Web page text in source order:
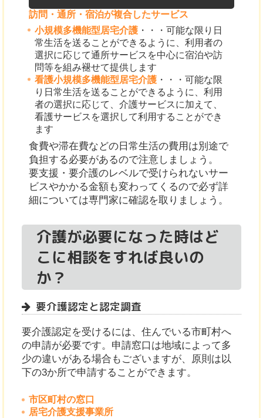
訪問・通所・宿泊が複合したサービス
小規模多機能型居宅介護 ・・・可能な限り日
常生活を送ることができるように、利用者の
選択に応じて通所サービスを中心に宿泊や訪
問等を組み褪せて提供します
看護小規模多機能型居宅介護 ・・・可能な限
り日常生活を送ることができるように、利用
者の選択に応じて、介護サービスに加えて、
看護サービスを選択して利用することができ
ます
食費や滞在費などの日常生活の費用は別途で
負担する必要があるので注意しましょう。
要支援・要介護のレベルで受けられないサー
ビスやかかる金額も変わってくるので必ず詳
細については専門家に確認を取りましょう。
介護が必要になった時はど
こに相談をすれば良いの
か？
要介護認定と認定調査
要介護認定を受けるには、住んでいる市町村へ
の申請が必要です。申請窓口は地域によって多
少の違いがある場合もございますが、原則は以
下の3か所で申請することができます。
市区町村の窓口
居宅介護支援事業所